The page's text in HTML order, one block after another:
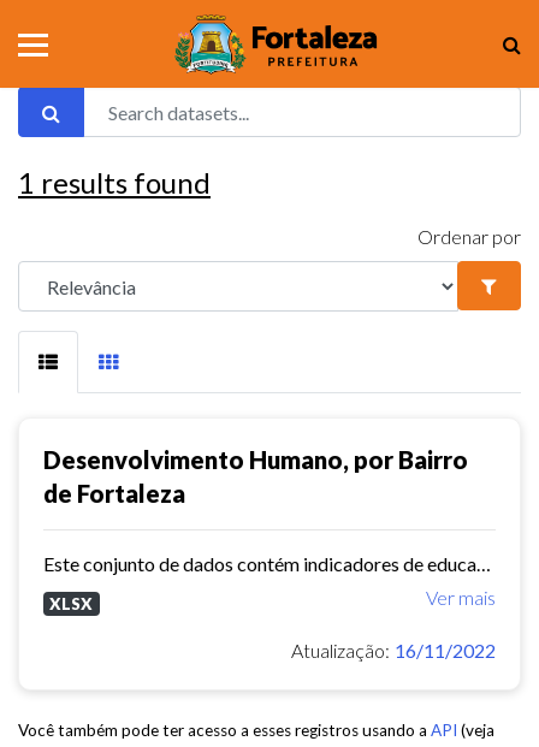
1 results found
Ordenar por
Desenvolvimento Humano, por Bairro
de Fortaleza
Ver mais
XLSX
Atualização: 16/11/2022
Você também pode ter acesso a esses registros usando a API (veja